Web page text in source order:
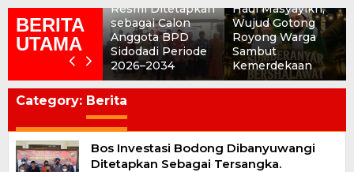
BERITA
UTAMA
Resmi Ditetapkan
sebagai Calon
Anggota BPD
Sidodadi Periode
2026–2034
Haul Masyayikh,
Wujud Gotong
Royong Warga
Sambut
Kemerdekaan
Category: Berita
Bos Investasi Bodong Dibanyuwangi
Ditetapkan Sebagai Tersangka.